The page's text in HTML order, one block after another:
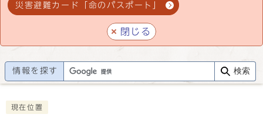
災害避難カード「命のパスポート」
閉じる
情報を探す 検索
現在位置